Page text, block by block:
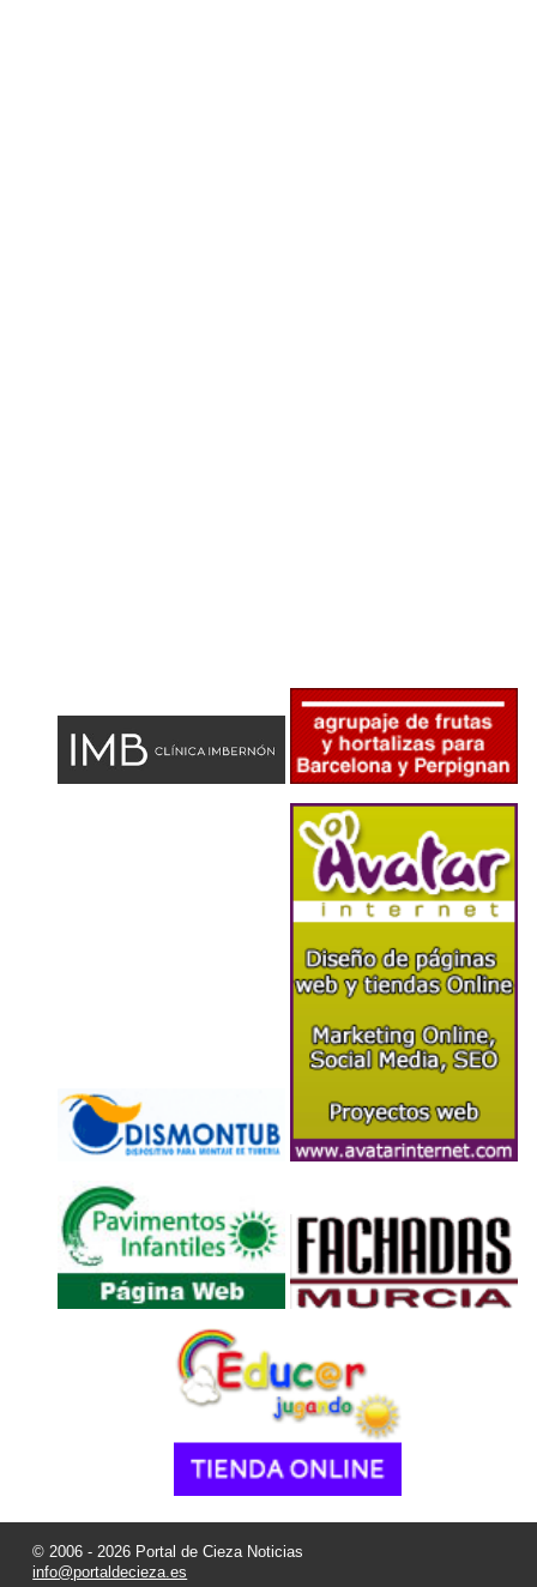
© 2006 - 2026 Portal de Cieza Noticias
info@portaldecieza.es